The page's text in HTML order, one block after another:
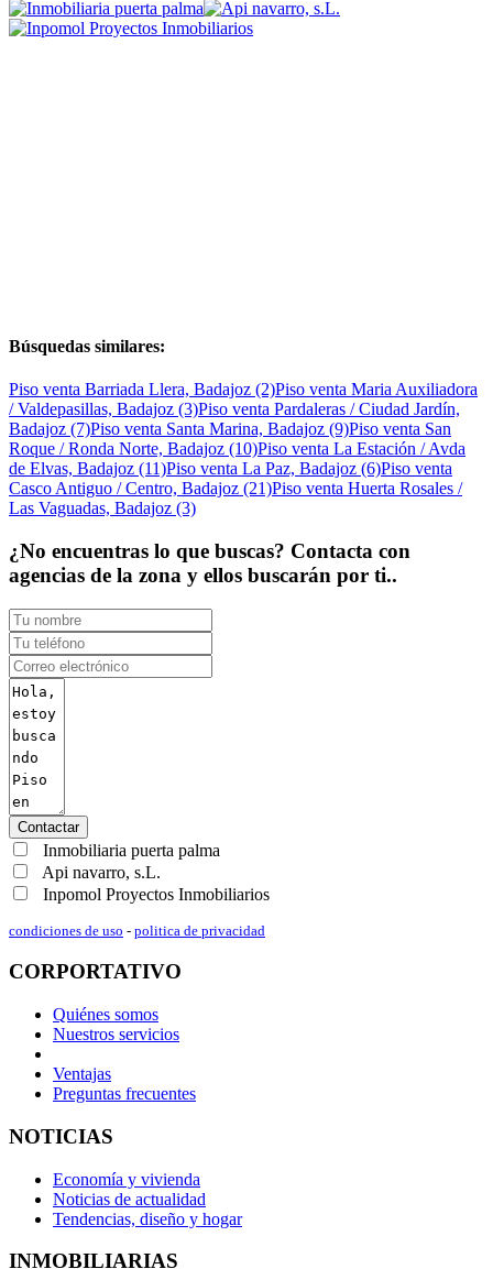
Búsquedas similares:
Piso venta Barriada Llera, Badajoz (2)Piso venta Maria Auxiliadora
/ Valdepasillas, Badajoz (3)Piso venta Pardaleras / Ciudad Jardín,
Badajoz (7)Piso venta Santa Marina, Badajoz (9)Piso venta San
Roque / Ronda Norte, Badajoz (10)Piso venta La Estación / Avda
de Elvas, Badajoz (11)Piso venta La Paz, Badajoz (6)Piso venta
Casco Antiguo / Centro, Badajoz (21)Piso venta Huerta Rosales /
Las Vaguadas, Badajoz (3)
¿No encuentras lo que buscas? Contacta con
agencias de la zona y ellos buscarán por ti..
Contactar
Inmobiliaria puerta palma
Api navarro, s.L.
Inpomol Proyectos Inmobiliarios
condiciones de uso - politica de privacidad
CORPORTATIVO
Quiénes somos
Nuestros servicios
Ventajas
Preguntas frecuentes
NOTICIAS
Economía y vivienda
Noticias de actualidad
Tendencias, diseño y hogar
INMOBILIARIAS